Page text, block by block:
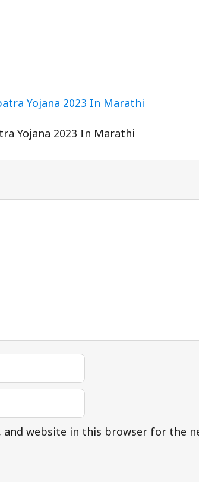
Yojana 2023 In Marathi
and website in this browser for the